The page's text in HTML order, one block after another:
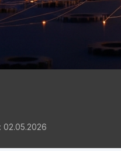
02.05.2026